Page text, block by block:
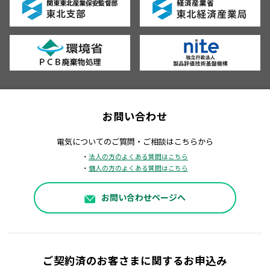
お問い合わせ
電気についてのご質問・ご相談はこちらから
・ 法人の方のよくある質問はこちら
・ 個人の方のよくある質問はこちら
お問い合わせページへ
ご契約済のお客さまに関するお申込み